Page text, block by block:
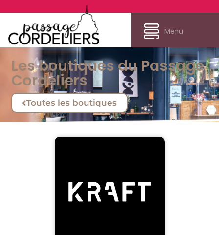
Menu
Les boutiques du Passage
Cordeliers
Toutes les boutiques